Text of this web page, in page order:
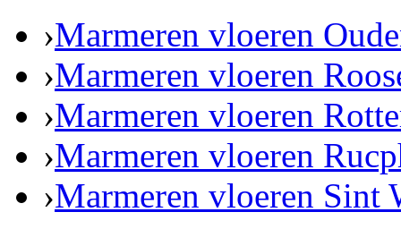
›Marmeren vloeren
›Marmeren vloeren
›Marmeren vloeren
›Marmeren vloeren
›Marmeren vloeren Sint